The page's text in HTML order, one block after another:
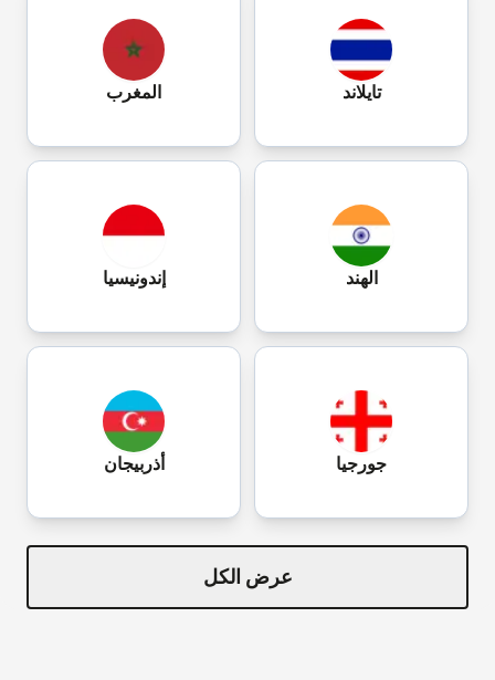
تايلاند المغرب
الهند إندونيسيا
جورجيا أذربيجان
عرض الكل